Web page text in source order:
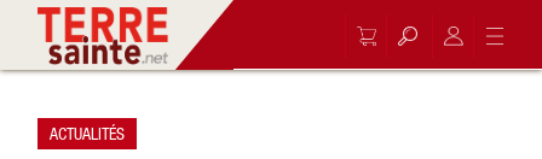
ACTUALITÉS